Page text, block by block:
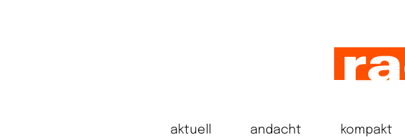
aktuell andacht kompakt